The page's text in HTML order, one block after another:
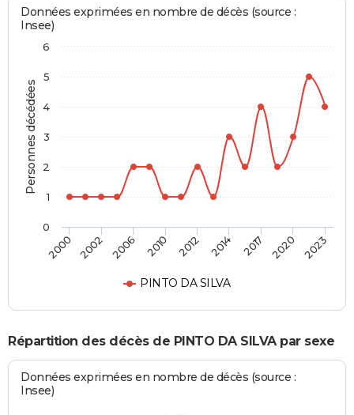
Personnes décédées
Données exprimées en nombre de décès (source :
Insee)
PINTO DA SILVA
2000 2002 2006 2010 2012 2014 2017 2020 2023
0
1
2
3
4
5
6
Répartition des décès de PINTO DA SILVA par sexe
Données exprimées en nombre de décès (source :
Insee)